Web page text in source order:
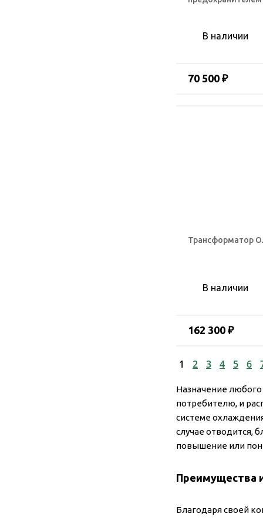
В наличии
70 500 ₽
Трансформатор
В наличии
162 300 ₽
1 2 3 4 5 6
Назначение
потребителю, и
системе
случае отводится,
повышение или
Преимущества
Благодаря своей